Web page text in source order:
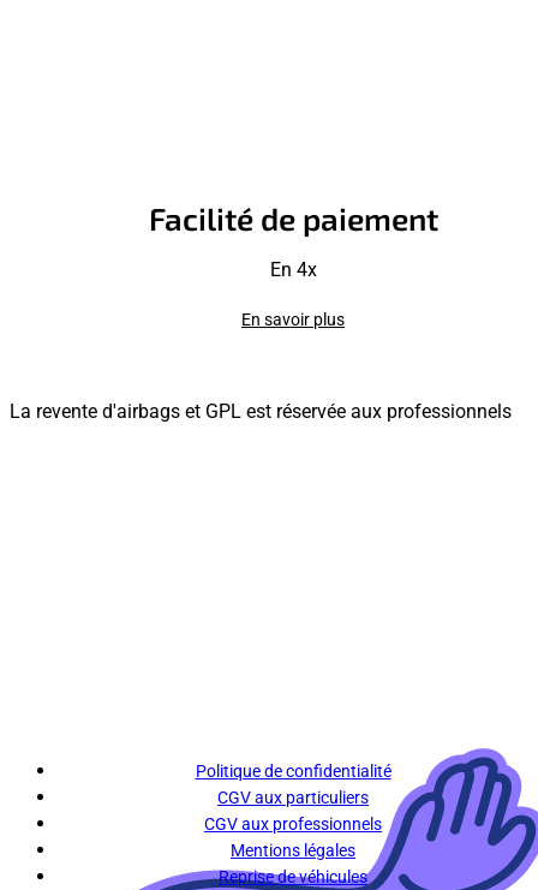
Facilité de paiement
En 4x
En savoir plus
La revente d'airbags et GPL est réservée aux professionnels
Politique de confidentialité
CGV aux particuliers
CGV aux professionnels
Mentions légales
Reprise de véhicules